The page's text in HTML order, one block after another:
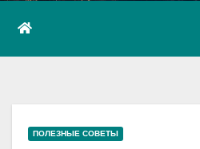
ПОЛЕЗНЫЕ СОВЕТЫ